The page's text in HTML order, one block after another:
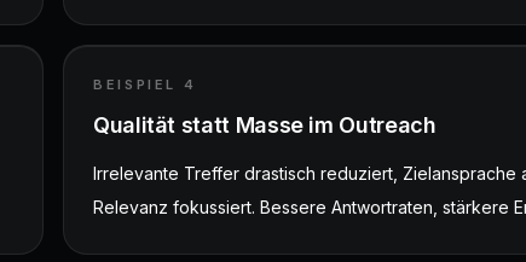
BEISPIEL 4
Qualität statt Masse im Outreach
Irrelevante Treffer drastisch reduziert, Zielansprache
Relevanz fokussiert. Bessere Antwortraten, stärkere